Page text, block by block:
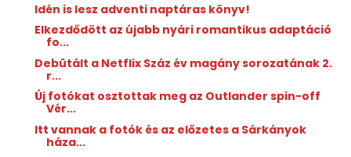
Idén is lesz adventi naptáras könyv!
Elkezdődött az újabb nyári romantikus adaptáció
fo...
Debütált a Netflix Száz év magány sorozatának 2.
r...
Új fotókat osztottak meg az Outlander spin-off
Vér...
Itt vannak a fotók és az előzetes a Sárkányok
háza...